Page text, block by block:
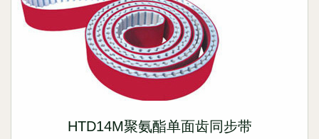
HTD14M聚氨酯单面齿同步带